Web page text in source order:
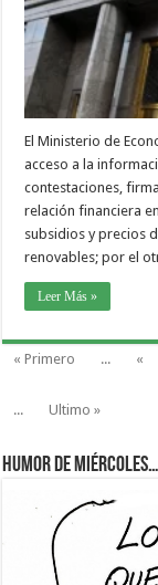
El Ministerio de
acceso a la
contestaciones,
relación financiera
subsidios y precios
renovables; por el
Leer Más »
« Primero ... «
...
Ultimo »
Humor de Miércoles…